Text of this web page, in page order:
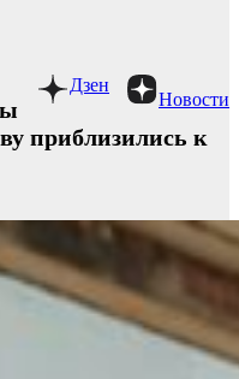
Новости
Дзен
приблизились к